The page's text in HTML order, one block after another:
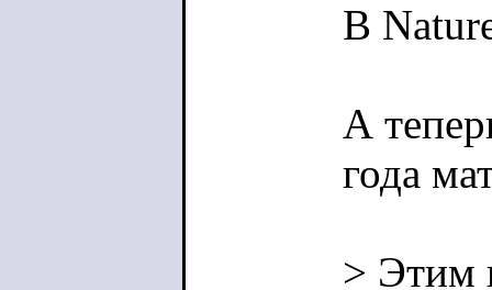
В
А
года
> Этим